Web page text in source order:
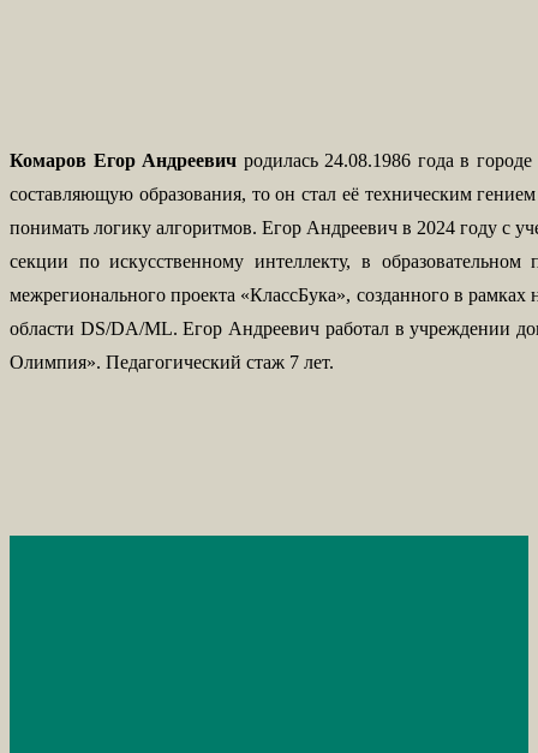
Комаров Егор Андреевич родилась 24.08.1986 года в
составляющую образования, то он стал её техническим
понимать логику алгоритмов. Егор Андреевич в 2024 году с
секции по искусственному интеллекту, в
межрегионального проекта «КлассБука», созданного в
области DS/DA/ML. Егор Андреевич работал в учреждении
Олимпия». Педагогический стаж 7 лет.